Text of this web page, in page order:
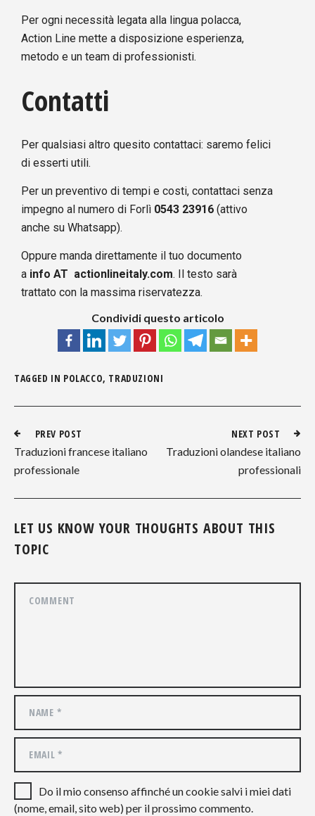
Per ogni necessità legata alla lingua polacca,
Action Line mette a disposizione esperienza,
metodo e un team di professionisti.
Contatti
Per qualsiasi altro quesito contattaci: saremo felici
di esserti utili.
Per un preventivo di tempi e costi, contattaci senza
impegno al numero di Forlì 0543 23916 (attivo
anche su Whatsapp).
Oppure manda direttamente il tuo documento
a info AT actionlineitaly.com. Il testo sarà
trattato con la massima riservatezza.
Condividi questo articolo
TAGGED IN POLACCO, TRADUZIONI
PREV POST
Traduzioni francese italiano
professionale
NEXT POST
Traduzioni olandese italiano
professionali
LET US KNOW YOUR THOUGHTS ABOUT THIS
TOPIC
Do il mio consenso affinché un cookie salvi i miei dati
(nome, email, sito web) per il prossimo commento.